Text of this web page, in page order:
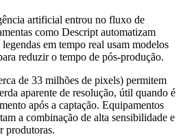
artificial entrou no fluxo de
como Descript automatizam
em tempo real usam modelos
reduzir o tempo de pós-produção.
de 33 milhões de pixels) permitem
aparente de resolução, útil quando é
após a captação. Equipamentos
a combinação de alta sensibilidade e
produtoras.